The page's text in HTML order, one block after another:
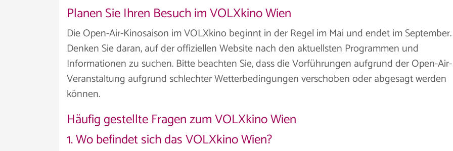
Planen Sie Ihren Besuch im VOLXkino Wien
Die Open-Air-Kinosaison im VOLXkino beginnt in der Regel im Mai und endet im September.
Denken Sie daran, auf der offiziellen Website nach den aktuellsten Programmen und
Informationen zu suchen. Bitte beachten Sie, dass die Vorführungen aufgrund der Open-Air-
Veranstaltung aufgrund schlechter Wetterbedingungen verschoben oder abgesagt werden
können.
Häufig gestellte Fragen zum VOLXkino Wien
1. Wo befindet sich das VOLXkino Wien?